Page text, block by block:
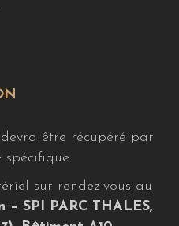
être récupéré par
spécifique.
sur rendez-vous au
SPI PARC THALES,